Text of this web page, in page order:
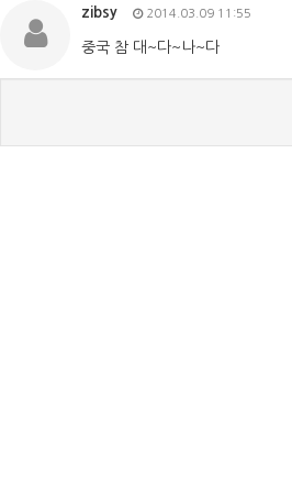
zibsy 2014.03.09 11:55
중국 참 대~다~나~다